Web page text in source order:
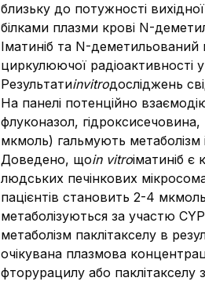
близьку до потужності
білками плазми крові N-
Іматиніб та N-
циркулюючої радіоактивності
Результатиinvitroдосліджень
На панелі потенційно
флуконазол,
мкмоль) гальмують метаболізм
Доведено, щоin vitroіматиніб є
людських печінкових
пацієнтів становить 2-4
метаболізуються за участю
метаболізм паклітакселу в
очікувана плазмова
фторурацилу або паклітакселу